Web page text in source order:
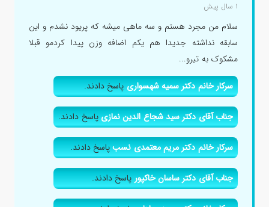
۱ سال پیش
سلام من مجرد هستم و سه ماهی میشه که پریود نشدم و این
سابقه نداشته جدیدا هم یکم اضافه وزن پیدا کردمو قبلا
مشکوک به تیرو...
سرکار خانم دکتر سمیه شهسواریپاسخ دادند.
جناب آقای دکتر سید شجاع الدین نمازیپاسخ دادند.
سرکار خانم دکتر مریم معتمدی نسبپاسخ دادند.
جناب آقای دکتر ساسان خاکپورپاسخ دادند.